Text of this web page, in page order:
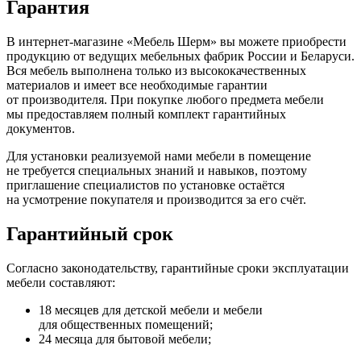
Гарантия
В интернет-магазине «Мебель Шерм» вы можете приобрести
продукцию от ведущих мебельных фабрик России и Беларуси.
Вся мебель выполнена только из высококачественных
материалов и имеет все необходимые гарантии
от производителя. При покупке любого предмета мебели
мы предоставляем полный комплект гарантийных
документов.
Для установки реализуемой нами мебели в помещение
не требуется специальных знаний и навыков, поэтому
приглашение специалистов по установке остаётся
на усмотрение покупателя и производится за его счёт.
Гарантийный срок
Согласно законодательству, гарантийные сроки эксплуатации
мебели составляют:
18 месяцев для детской мебели и мебели
для общественных помещений;
24 месяца для бытовой мебели;